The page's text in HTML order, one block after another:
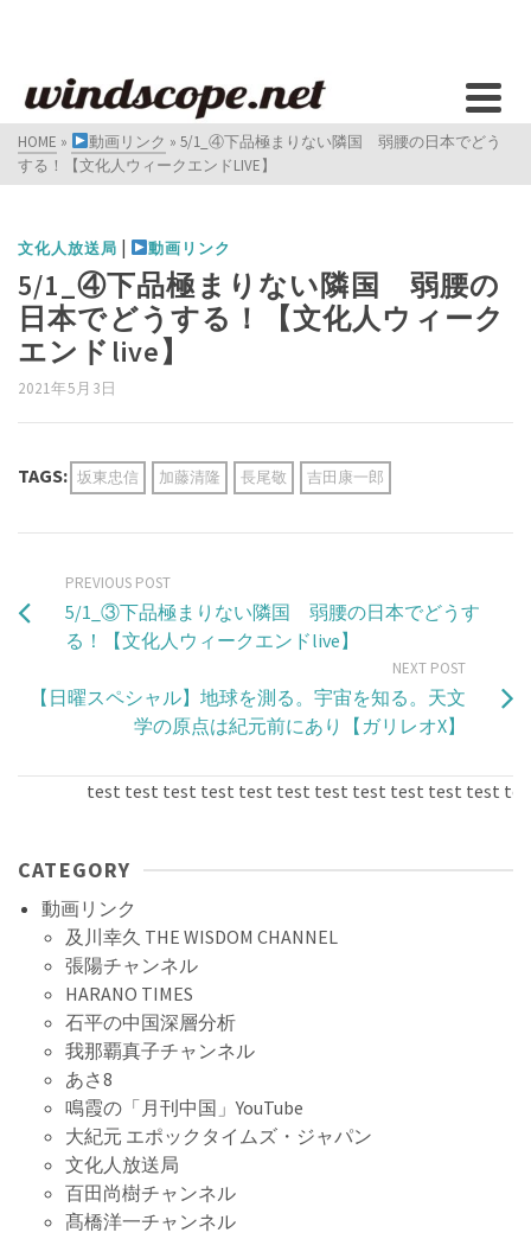
HOME » 動画リンク » 5/1_④下品極まりない隣国 弱腰の日本でどう
する！【文化人ウィークエンドLIVE】
文化人放送局 | 動画リンク
5/1_④下品極まりない隣国 弱腰の
日本でどうする！【文化人ウィーク
エンドlive】
2021年5月3日
TAGS: 坂東忠信 加藤清隆 長尾敬 吉田康一郎
PREVIOUS POST
5/1_③下品極まりない隣国 弱腰の日本でどうす
る！【文化人ウィークエンドlive】
NEXT POST
【日曜スペシャル】地球を測る。宇宙を知る。天文
学の原点は紀元前にあり【ガリレオX】
test test test test test test test test test test test
CATEGORY
動画リンク
及川幸久 THE WISDOM CHANNEL
張陽チャンネル
HARANO TIMES
石平の中国深層分析
我那覇真子チャンネル
あさ8
鳴霞の「月刊中国」YouTube
大紀元 エポックタイムズ・ジャパン
文化人放送局
百田尚樹チャンネル
髙橋洋一チャンネル